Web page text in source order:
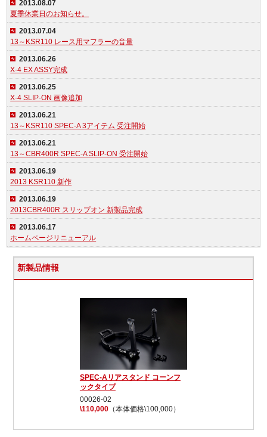
2013.08.07
夏季休業日のお知らせ。
2013.07.04
13～KSR110 レース用マフラーの音量
2013.06.26
X-4 EX ASSY完成
2013.06.25
X-4 SLIP-ON 画像追加
2013.06.21
13～KSR110 SPEC-A 3アイテム 受注開始
2013.06.21
13～CBR400R SPEC-A SLIP-ON 受注開始
2013.06.19
2013 KSR110 新作
2013.06.19
2013CBR400R スリップオン 新製品完成
2013.06.17
ホームページリニューアル
新製品情報
SPEC-Aリアスタンド コーンフ
ックタイプ
00026-02
\110,000（本体価格\100,000）